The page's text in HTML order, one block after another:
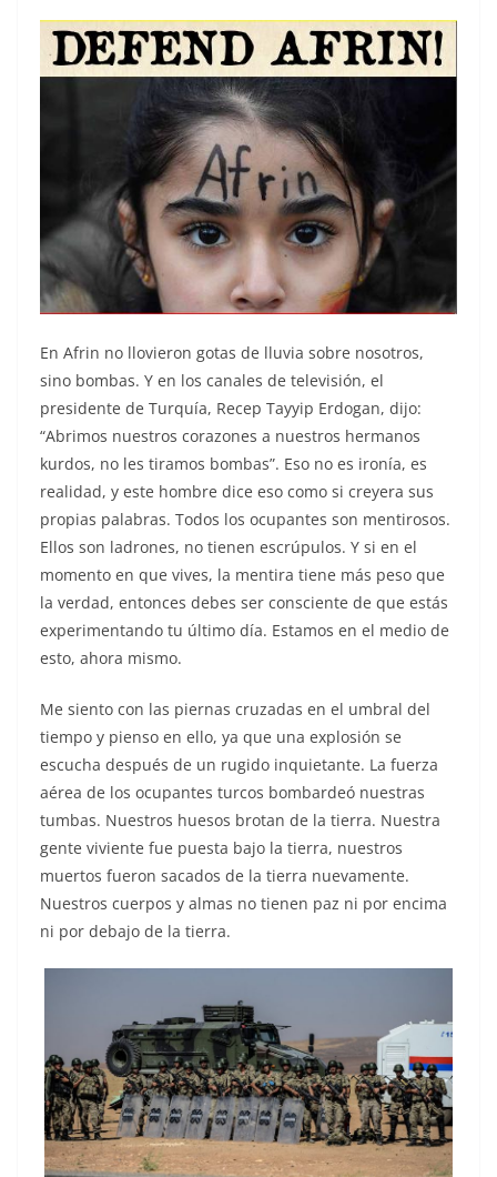
En Afrin no llovieron gotas de lluvia sobre nosotros,
sino bombas. Y en los canales de televisión, el
presidente de Turquía, Recep Tayyip Erdogan, dijo:
“Abrimos nuestros corazones a nuestros hermanos
kurdos, no les tiramos bombas”. Eso no es ironía, es
realidad, y este hombre dice eso como si creyera sus
propias palabras. Todos los ocupantes son mentirosos.
Ellos son ladrones, no tienen escrúpulos. Y si en el
momento en que vives, la mentira tiene más peso que
la verdad, entonces debes ser consciente de que estás
experimentando tu último día. Estamos en el medio de
esto, ahora mismo.
Me siento con las piernas cruzadas en el umbral del
tiempo y pienso en ello, ya que una explosión se
escucha después de un rugido inquietante. La fuerza
aérea de los ocupantes turcos bombardeó nuestras
tumbas. Nuestros huesos brotan de la tierra. Nuestra
gente viviente fue puesta bajo la tierra, nuestros
muertos fueron sacados de la tierra nuevamente.
Nuestros cuerpos y almas no tienen paz ni por encima
ni por debajo de la tierra.